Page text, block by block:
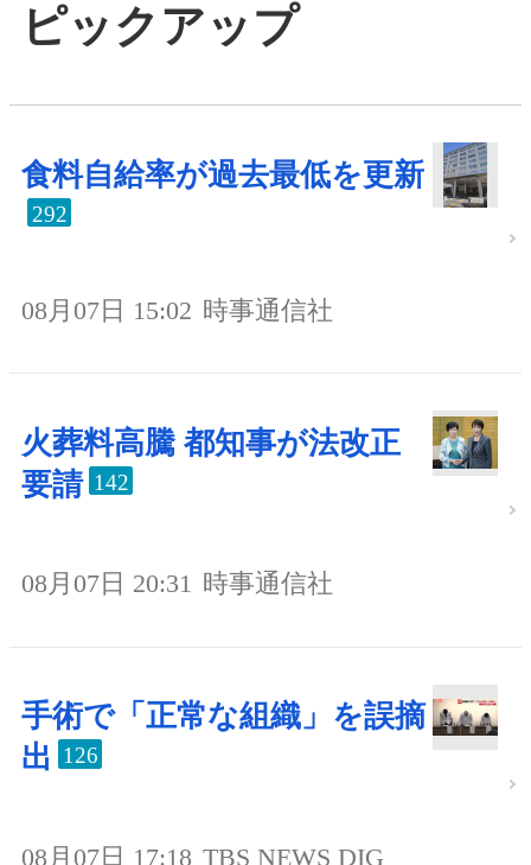
ピックアップ
食料自給率が過去最低を更新
292
08月07日 15:02 時事通信社
火葬料高騰 都知事が法改正
要請 142
08月07日 20:31 時事通信社
手術で「正常な組織」を誤摘
出
126
08月07日 17:18 TBS NEWS DIG